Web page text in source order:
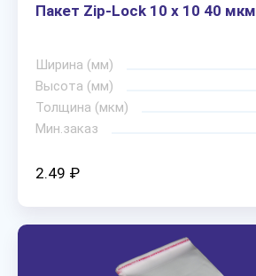
Пакет Zip-Lock 10 х 10 40 мкм
Ширина (мм)
Высота (мм)
Толщина (мкм)
Мин.заказ
2.49 ₽